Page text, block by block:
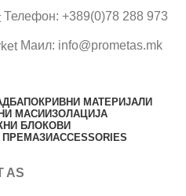
Телефон: +389(0)78 288 973
Маил: info@prometas.mk
ПОКРИВНИ МАТЕРИЈАЛИ
МАСИ ИЗОЛАЦИЈА
БЛОКОВИ
ПРЕМАЗИACCESSORIES
AS